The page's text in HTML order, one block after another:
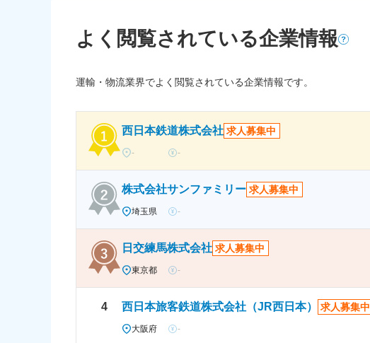
よく閲覧されている企業情報
運輸・物流業界でよく閲覧されている企業情報です。
西日本鉄道株式会社 求人募集中
- -
株式会社サンファミリー 求人募集中
埼玉県 -
日交練馬株式会社 求人募集中
東京都 -
4 西日本旅客鉄道株式会社（JR西日本） 求人募集中
大阪府 -